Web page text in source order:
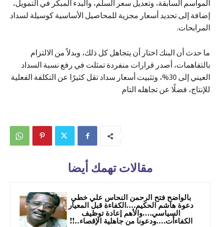
المواسم السابقة، وتعديل سعر السلم، والبدء المبكر في التمويل،
إضافة إلى تحديد أسعار مجزية للمحاصيل الأساسية كوسيلة لسداد
المرابحات.
ما حدث أن البنك اختار أن يتجاهل كل ذلك، وبدلاً من الالتزام
بالتفاهمات، أصدر قرارات منفردة تمثلت في رفع نسبة السداد
العيني إلى 30%، وتثبيت أسعار سداد تقل كثيرًا عن التكلفة الفعلية
للإنتاج، فضلًا عن تجاهله التام
مقالات تهمك أيضا
بالواضح فتح الرحمن النحاس علي خطي
دعوة هاشم الحكيم….الكفاءة قبل المعيار
السياسي….والأهم إعادة توظيف
الكفاءأت….ودعونا من جاهلية الإقصاء..!!